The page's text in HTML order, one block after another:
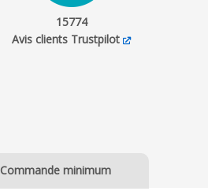
15774
Avis clients Trustpilot
Commande minimum